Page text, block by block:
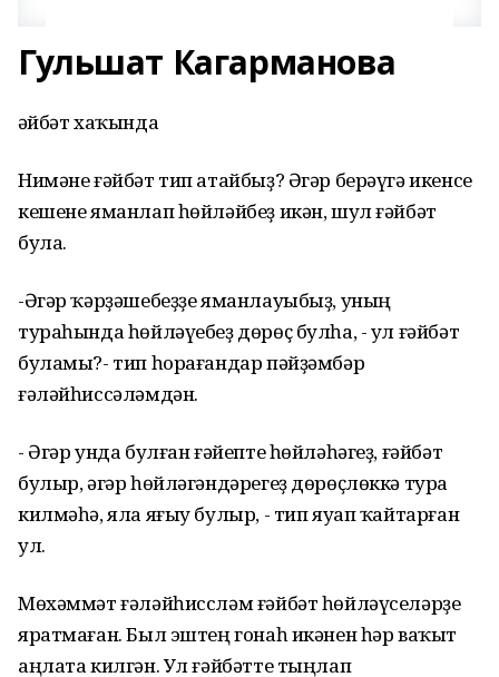
Гульшат Кагарманова
Ғәйбәт хаҡында
Нимәне ғәйбәт тип атайбыҙ? Әгәр берәүгә икенсе
кешене яманлап һөйләйбеҙ икән, шул ғәйбәт
була.
-Әгәр ҡәрҙәшебеҙҙе яманлауыбыҙ, уның
тураһында һөйләүебеҙ дөрөҫ булһа, - ул ғәйбәт
буламы?- тип һорағандар пәйҙәмбәр
ғәләйһиссәләмдән.
- Әгәр унда булған ғәйепте һөйләһәгеҙ, ғәйбәт
булыр, әгәр һөйләгәндәрегеҙ дөрөҫлөккә тура
килмәһә, яла яғыу булыр, - тип яуап ҡайтарған
ул.
Мөхәммәт ғәләйһиссләм ғәйбәт һөйләүселәрҙе
яратмаған. Был эштең гонаһ икәнен һәр ваҡыт
аңлата килгән. Ул ғәйбәтте тыңлап